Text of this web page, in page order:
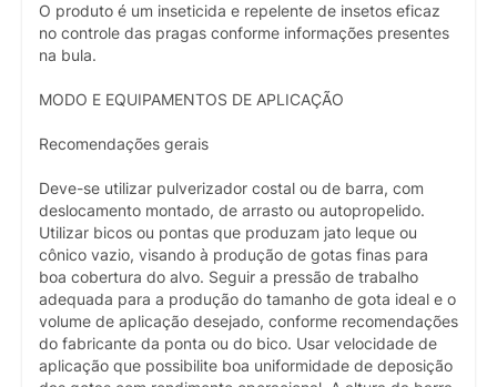
O produto é um inseticida e repelente de insetos eficaz
no controle das pragas conforme informações presentes
na bula.
MODO E EQUIPAMENTOS DE APLICAÇÃO
Recomendações gerais
Deve-se utilizar pulverizador costal ou de barra, com
deslocamento montado, de arrasto ou autopropelido.
Utilizar bicos ou pontas que produzam jato leque ou
cônico vazio, visando à produção de gotas finas para
boa cobertura do alvo. Seguir a pressão de trabalho
adequada para a produção do tamanho de gota ideal e o
volume de aplicação desejado, conforme recomendações
do fabricante da ponta ou do bico. Usar velocidade de
aplicação que possibilite boa uniformidade de deposição